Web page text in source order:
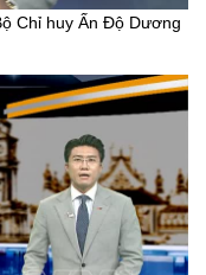
Chỉ huy Ấn Độ Dương